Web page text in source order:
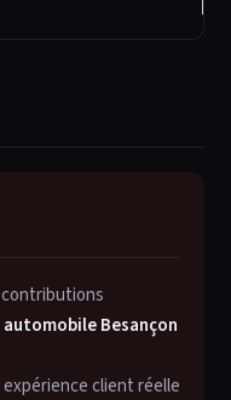
Besançon
client réelle